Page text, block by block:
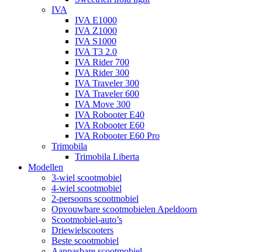
IVA
IVA E1000
IVA Z1000
IVA S1000
IVA T3 2.0
IVA Rider 700
IVA Rider 300
IVA Traveler 300
IVA Traveler 600
IVA Move 300
IVA Robooter E40
IVA Robooter E60
IVA Robooter E60 Pro
Trimobila
Trimobila Liberta
Modellen
3-wiel scootmobiel
4-wiel scootmobiel
2-persoons scootmobiel
Opvouwbare scootmobielen Apeldoorn
Scootmobiel-auto’s
Driewielscooters
Beste scootmobiel